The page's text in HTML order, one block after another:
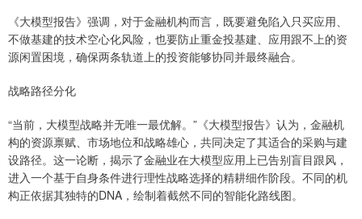
《大模型报告》强调，对于金融机构而言，既要避免陷入只买应用、
不做基建的技术空心化风险，也要防止重金投基建、应用跟不上的资
源闲置困境，确保两条轨道上的投资能够协同并最终融合。
战略路径分化
“当前，大模型战略并无唯一最优解。”《大模型报告》认为，金融机
构的资源禀赋、市场地位和战略雄心，共同决定了其适合的采购与建
设路径。这一论断，揭示了金融业在大模型应用上已告别盲目跟风，
进入一个基于自身条件进行理性战略选择的精耕细作阶段。不同的机
构正依据其独特的DNA，绘制着截然不同的智能化路线图。